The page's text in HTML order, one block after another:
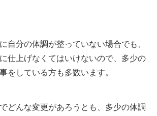
自分の体調が整っていない場合でも、
仕上げなくてはいけないので、多少の
をしている方も多数います。
どんな変更があろうとも、多少の体調